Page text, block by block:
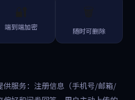
端到端加密 随时可删除
供服务：注册信息（手机号/邮箱/